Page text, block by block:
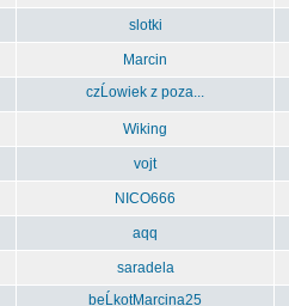
slotki
Marcin
czĹowiek z poza...
Wiking
vojt
NICO666
aqq
saradela
beĹkotMarcina25